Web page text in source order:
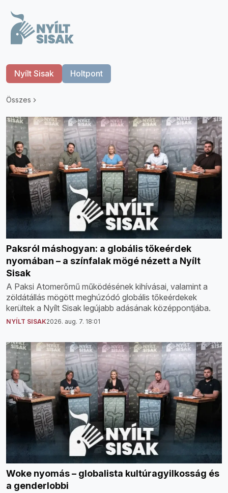
Nyílt Sisak Holtpont
Összes
Paksról máshogyan: a globális tőkeérdek
nyomában – a színfalak mögé nézett a Nyílt
Sisak
A Paksi Atomerőmű működésének kihívásai, valamint a
zöldátállás mögött meghúzódó globális tőkeérdekek
kerültek a Nyílt Sisak legújabb adásának középpontjába.
NYÍLT SISAK2026. aug. 7. 18:01
Woke nyomás – globalista kultúragyilkosság és
a genderlobbi